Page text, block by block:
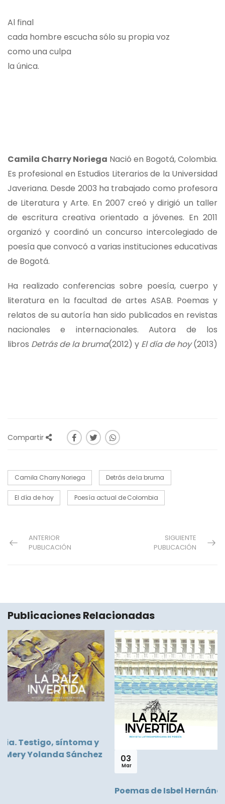
Al final
cada hombre escucha sólo su propia voz
como una culpa
la única.
Camila Charry Noriega Nació en Bogotá, Colombia.
Es profesional en Estudios Literarios de la Universidad
Javeriana. Desde 2003 ha trabajado como profesora
de Literatura y Arte. En 2007 creó y dirigió un taller
de escritura creativa orientado a jóvenes. En 2011
organizó y coordinó un concurso intercolegiado de
poesía que convocó a varias instituciones educativas
de Bogotá.
Ha realizado conferencias sobre poesía, cuerpo y
literatura en la facultad de artes ASAB. Poemas y
relatos de su autoría han sido publicados en revistas
nacionales e internacionales. Autora de los
libros Detrás de la bruma(2012) y El día de hoy(2013)
Compartir
Camila Charry Noriega Detrás de la bruma
El día de hoy Poesía actual de Colombia
ANTERIOR
PUBLICACIÓN
SIGUIENTE
PUBLICACIÓN
Publicaciones Relacionadas
03
Poemas de Isbel Hernández